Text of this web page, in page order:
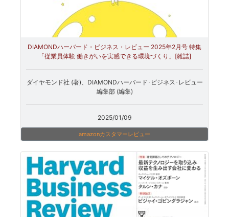
DIAMONDハーバード・ビジネス・レビュー 2025年2月号 特集
「従業員体験 働きがいを実感できる環境づくり」[雑誌]
ダイヤモンド社 (著)、DIAMONDハーバード･ビジネス･レビュー
編集部 (編集)
2025/01/09
amazonカスタマーレビュー